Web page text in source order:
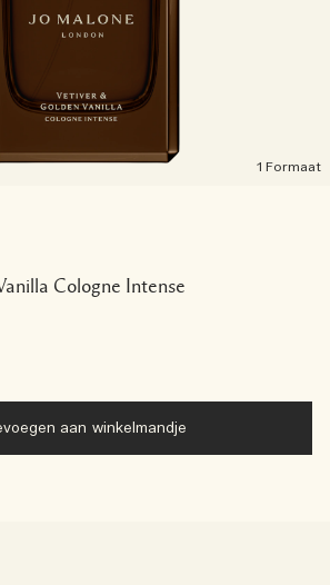
1 Formaat
Cologne Intense
aan winkelmandje